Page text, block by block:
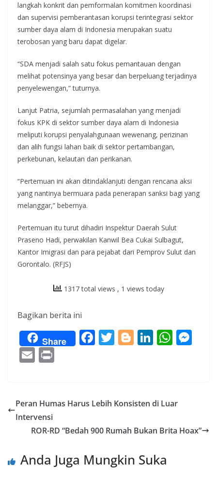
langkah konkrit dan pemformalan komitmen koordinasi
dan supervisi pemberantasan korupsi terintegrasi sektor
sumber daya alam di Indonesia merupakan suatu
terobosan yang baru dapat digelar.
“SDA menjadi salah satu fokus pemantauan dengan
melihat potensinya yang besar dan berpeluang terjadinya
penyelewengan,” tuturnya.
Lanjut Patria, sejumlah permasalahan yang menjadi
fokus KPK di sektor sumber daya alam di Indonesia
meliputi korupsi penyalahgunaan wewenang, perizinan
dan alih fungsi lahan baik di sektor pertambangan,
perkebunan, kelautan dan perikanan.
“Pertemuan ini akan ditindaklanjuti dengan rencana aksi
yang nantinya bermuara pada penerapan sanksi bagi yang
melanggar,” bebernya.
Pertemuan itu turut dihadiri Inspektur Daerah Sulut
Praseno Hadi, perwakilan Kanwil Bea Cukai Sulbagut,
Kantor Imigrasi dan para pejabat dari Pemprov Sulut dan
Gorontalo. (RFJS)
1317 total views , 1 views today
Bagikan berita ini
Share F
o
k
T Bl
er
Li
dI
W
A
p er
E
l
Peran Humas Harus Lebih Konsisten di Luar
Intervensi
ROR-RD “Bedah 900 Rumah Bukan Brita Hoax”
Anda Juga Mungkin Suka